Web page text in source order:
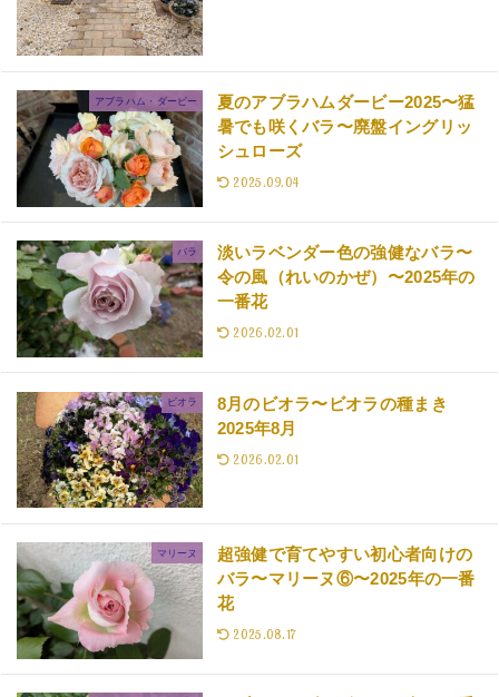
アブラハム・ダービー
夏のアブラハムダービー2025〜猛
暑でも咲くバラ〜廃盤イングリッ
シュローズ
2025.09.04
バラ
淡いラベンダー色の強健なバラ〜
令の風（れいのかぜ）〜2025年の
一番花
2026.02.01
ビオラ
8月のビオラ〜ビオラの種まき
2025年8月
2026.02.01
マリーヌ
超強健で育てやすい初心者向けの
バラ〜マリーヌ⑥〜2025年の一番
花
2025.08.17